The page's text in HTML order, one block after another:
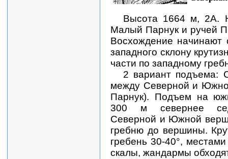
Высота 1664 м, 2А.
Малый Парнук и ручей
Восхождение
западного склону
части по западному
2 вариант подъема:
между Северной и
Парнук). Подъем на
300 м севернее
Северной и Южной
гребню до вершины.
гребень 30-40°,
скалы, жандармы